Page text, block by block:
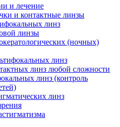
и лечение
и контактные линзы
линз
линзы
(ночных)
линз
линз любой сложности
линз (контроль
линз